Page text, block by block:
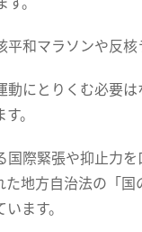
和マラソンや反
にとりくむ必要
。
国際緊張や抑止力
た地方自治法の「
ます。